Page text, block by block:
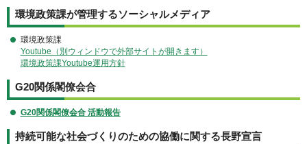
環境政策課が管理するソーシャルメディア
環境政策課
Youtube（別ウィンドウで外部サイトが開きます）
環境政策課Youtube運用方針
G20関係閣僚会合
G20関係閣僚会合 活動報告
持続可能な社会づくりのための協働に関する長野宣言